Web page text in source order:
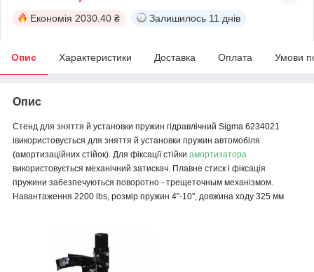
Економія 2030.40 ₴ Залишилось 11 днів
Опис Характеристики Доставка Оплата Умови
Опис
Стенд для зняття й установки пружин гідравлічний Sigma 6234021
івикористовується для зняття й установки пружин автомобіля
(амортизаційних стійок). Для фіксації стійки амортизатора
використовується механічний затискач. Плавне стиск і фіксація
пружини забезпечуються поворотно - трещеточным механізмом.
Навантаження 2200 lbs, розмір пружин 4"-10", довжина ходу 325 мм